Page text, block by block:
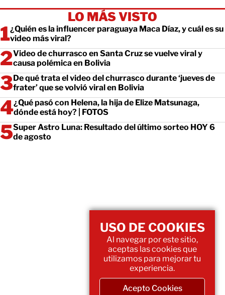
LO MÁS VISTO
¿Quién es la influencer paraguaya Maca Díaz, y cuál es su
video más viral?
Video de churrasco en Santa Cruz se vuelve viral y
causa polémica en Bolivia
De qué trata el video del churrasco durante ‘jueves de
frater’ que se volvió viral en Bolivia
¿Qué pasó con Helena, la hija de Elize Matsunaga,
dónde está hoy? | FOTOS
Super Astro Luna: Resultado del último sorteo HOY 6
de agosto
USO DE COOKIES
Al navegar por este sitio,
aceptas las cookies que
utilizamos para mejorar tu
experiencia.
Acepto Cookies